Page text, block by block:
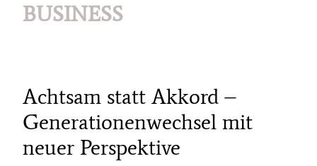
BUSINESS
Achtsam statt Akkord –
Generationenwechsel mit
neuer Perspektive